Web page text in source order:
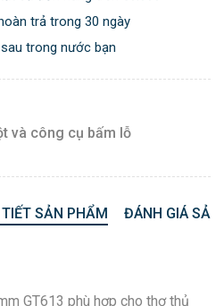
trả trong 30 ngày
trong nước bạn
và công cụ bấm lỗ
SẢN PHẨM ĐÁNH GIÁ
GT613 phù hợp cho thợ thủ